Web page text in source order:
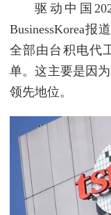
驱动中国
BusinessKorea报
全部由台积电代
单。这主要是因
领先地位。